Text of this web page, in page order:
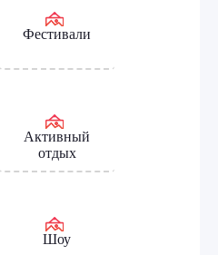
Фестивали
Активный
отдых
Шоу